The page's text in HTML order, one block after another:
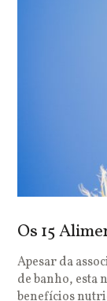
Os 15
Apesar da
de banho, esta
benefícios